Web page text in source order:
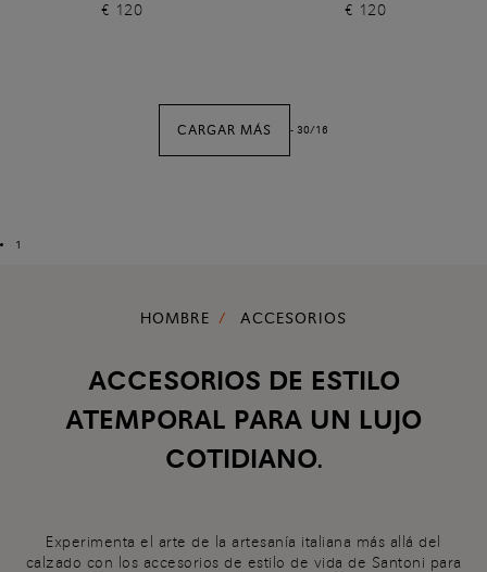
€ 120
€ 120
CARGAR MÁS - 30/16
1
HOMBRE ACCESORIOS
ACCESORIOS DE ESTILO
ATEMPORAL PARA UN LUJO
COTIDIANO.
Experimenta el arte de la artesanía italiana más allá del
calzado con los accesorios de estilo de vida de Santoni para